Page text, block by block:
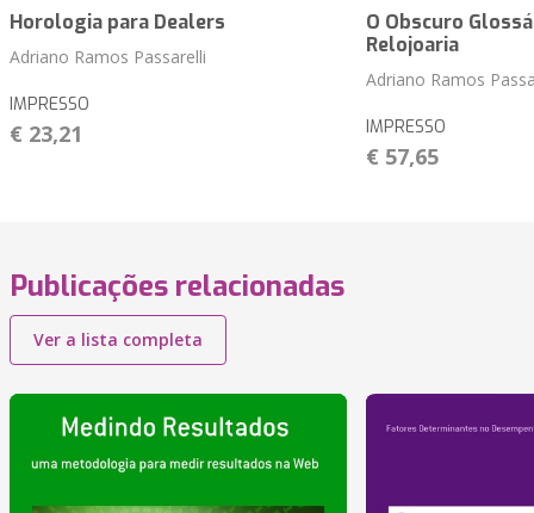
Horologia para Dealers
Adriano Ramos Passarelli
IMPRESSO
€ 23,21
O Obscuro
Relojoaria
Adriano Ramos
IMPRESSO
€ 57,65
Publicações relacionadas
Ver a lista completa